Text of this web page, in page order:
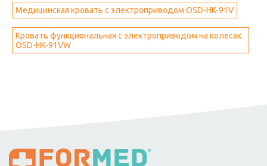
Медицинская кровать с электроприводом OSD-HK-91V
Кровать функциональная с электроприводом на колесах
OSD-HK-91VW